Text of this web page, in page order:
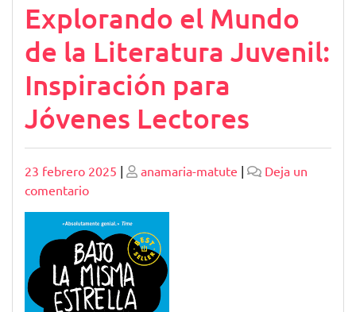
Explorando el Mundo
de la Literatura Juvenil:
Inspiración para
Jóvenes Lectores
Publicado
23 febrero 2025 | Publicado
anamaria-matute |
Deja un
comentarioen
Explorando
el
Mundo
de
la
Literatura